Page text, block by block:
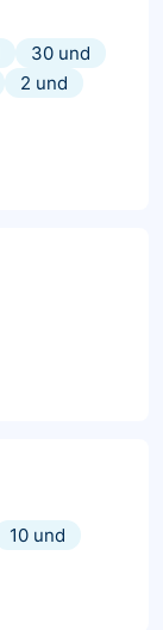
30 und
2 und
10 und